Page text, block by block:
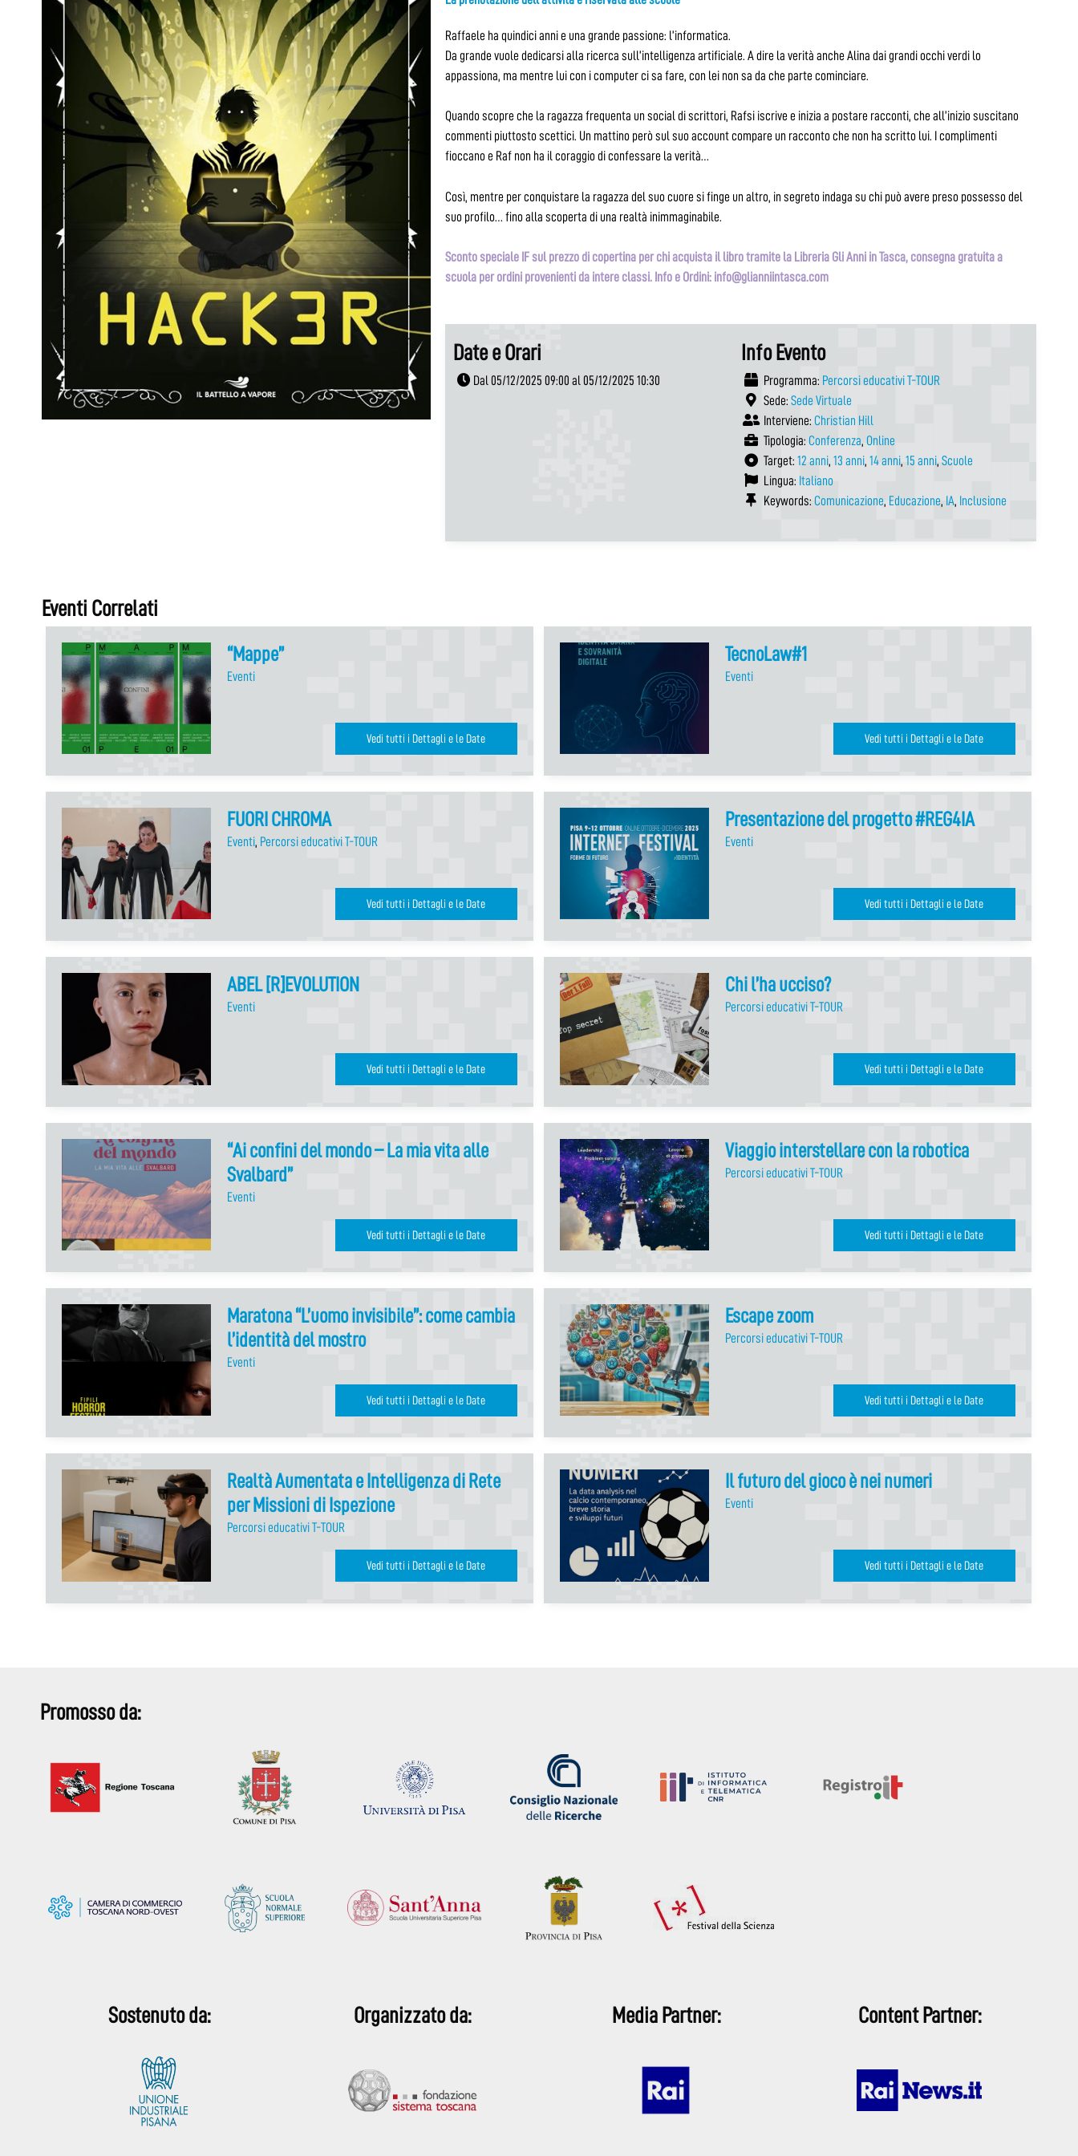
Raffaele ha quindici anni e una grande passione: l’informatica.
Da grande vuole dedicarsi alla ricerca sull’intelligenza artificiale. A dire la verità anche Alina dai grandi occhi verdi lo
appassiona, ma mentre lui con i computer ci sa fare, con lei non sa da che parte cominciare.
Quando scopre che la ragazza frequenta un social di scrittori, Rafsi iscrive e inizia a postare racconti, che all’inizio suscitano
commenti piuttosto scettici. Un mattino però sul suo account compare un racconto che non ha scritto lui. I complimenti
fioccano e Raf non ha il coraggio di confessare la verità…
Così, mentre per conquistare la ragazza del suo cuore si finge un altro, in segreto indaga su chi può avere preso possesso del
suo profilo… fino alla scoperta di una realtà inimmaginabile.
Sconto speciale IF sul prezzo di copertina per chi acquista il libro tramite la Libreria Gli Anni in Tasca, consegna gratuita a
scuola per ordini provenienti da intere classi. Info e Ordini: info@glianniintasca.com
Date e Orari
Dal 05/12/2025 09:00 al 05/12/2025 10:30
Info Evento
Programma: Percorsi educativi T-TOUR
Sede: Sede Virtuale
Interviene: Christian Hill
Tipologia: Conferenza, Online
Target: 12 anni, 13 anni, 14 anni, 15 anni, Scuole
Lingua: Italiano
Keywords: Comunicazione, Educazione, IA, Inclusione
Eventi Correlati
“Mappe”
Eventi
Vedi tutti i Dettagli e le Date
TecnoLaw#1
Eventi
Vedi tutti i Dettagli e le Date
FUORI CHROMA
Eventi, Percorsi educativi T-TOUR
Vedi tutti i Dettagli e le Date
Presentazione del progetto #REG4IA
Eventi
Vedi tutti i Dettagli e le Date
ABEL [R]EVOLUTION
Eventi
Vedi tutti i Dettagli e le Date
Chi l’ha ucciso?
Percorsi educativi T-TOUR
Vedi tutti i Dettagli e le Date
“Ai confini del mondo – La mia vita alle
Svalbard”
Eventi
Vedi tutti i Dettagli e le Date
Viaggio interstellare con la robotica
Percorsi educativi T-TOUR
Vedi tutti i Dettagli e le Date
Maratona “L’uomo invisibile”: come cambia
l’identità del mostro
Eventi
Vedi tutti i Dettagli e le Date
Escape zoom
Percorsi educativi T-TOUR
Vedi tutti i Dettagli e le Date
Realtà Aumentata e Intelligenza di Rete
per Missioni di Ispezione
Percorsi educativi T-TOUR
Vedi tutti i Dettagli e le Date
Il futuro del gioco è nei numeri
Eventi
Vedi tutti i Dettagli e le Date
Promosso da:
Sostenuto da: Organizzato da: Media Partner: Content Partner: